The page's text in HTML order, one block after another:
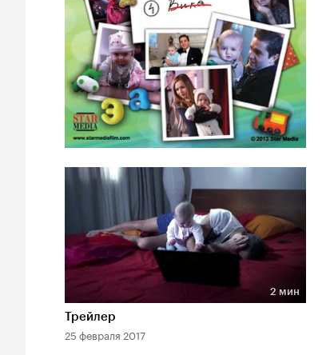
Длительность 2 мин
2 мин
Трейлер
25 февраля 2017